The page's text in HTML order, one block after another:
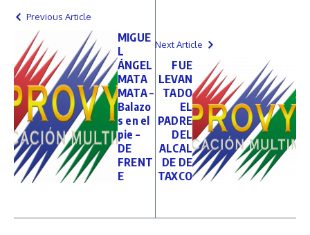
Previous Article
MIGUE
L
ÁNGEL
MATA
MATA –
Balazo
s en el
pie –
DE
FRENT
E
Next Article
FUE
LEVAN
TADO
EL
PADRE
DEL
ALCAL
DE DE
TAXCO